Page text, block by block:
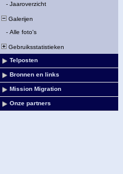
- Jaaroverzicht
Galerijen
- Alle foto's
Gebruiksstatistieken
Telposten
Bronnen en links
Mission Migration
Onze partners